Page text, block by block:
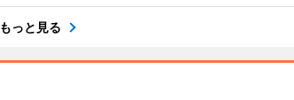
もっと見る